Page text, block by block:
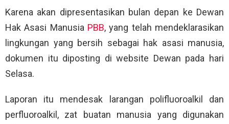
Karena akan dipresentasikan bulan depan ke Dewan
Hak Asasi Manusia PBB, yang telah mendeklarasikan
lingkungan yang bersih sebagai hak asasi manusia,
dokumen itu diposting di website Dewan pada hari
Selasa.
Laporan itu mendesak larangan polifluoroalkil dan
perfluoroalkil, zat buatan manusia yang digunakan